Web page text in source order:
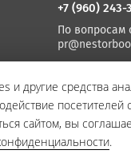
+7 (960) 243-
По вопросам
+7 (812)
По вопросам
(по будням с
и другие средства
сайтом, вы
.